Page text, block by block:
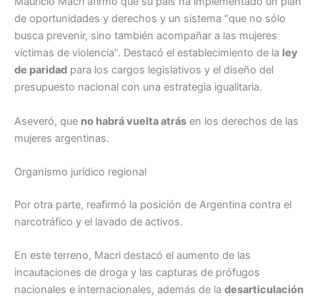
de oportunidades y derechos y un sistema “que no sólo
busca prevenir, sino también acompañar a las mujeres
víctimas de violencia”. Destacó el establecimiento de la ley
de paridad para los cargos legislativos y el diseño del
presupuesto nacional con una estrategia igualitaria.
Aseveró, que no habrá vuelta atrás en los derechos de las
mujeres argentinas.
Organismo jurídico regional
Por otra parte, reafirmó la posición de Argentina contra el
narcotráfico y el lavado de activos.
En este terreno, Macri destacó el aumento de las
incautaciones de droga y las capturas de prófugos
nacionales e internacionales, además de la desarticulación